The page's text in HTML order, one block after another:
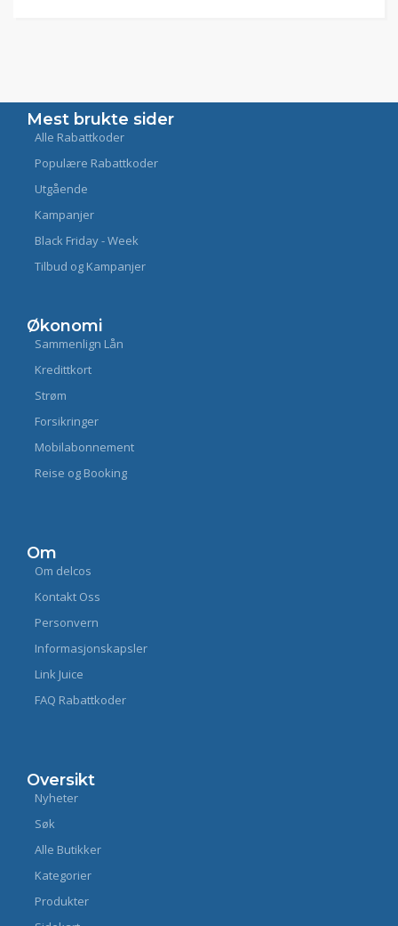
Mest brukte sider
Alle Rabattkoder
Populære Rabattkoder
Utgående
Kampanjer
Black Friday - Week
Tilbud og Kampanjer
Økonomi
Sammenlign Lån
Kredittkort
Strøm
Forsikringer
Mobilabonnement
Reise og Booking
Om
Om delcos
Kontakt Oss
Personvern
Informasjonskapsler
Link Juice
FAQ Rabattkoder
Oversikt
Nyheter
Søk
Alle Butikker
Kategorier
Produkter